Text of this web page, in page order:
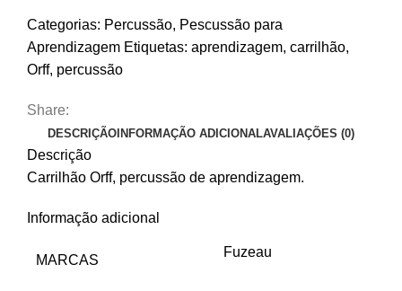
Categorias: Percussão, Pescussão para
Aprendizagem Etiquetas: aprendizagem, carrilhão,
Orff, percussão
Share:
DESCRIÇÃOINFORMAÇÃO ADICIONALAVALIAÇÕES (0)
Descrição
Carrilhão Orff, percussão de aprendizagem.
Informação adicional
MARCAS
Fuzeau